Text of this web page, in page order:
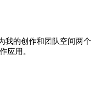
我的创作和团队空间两个
应用。